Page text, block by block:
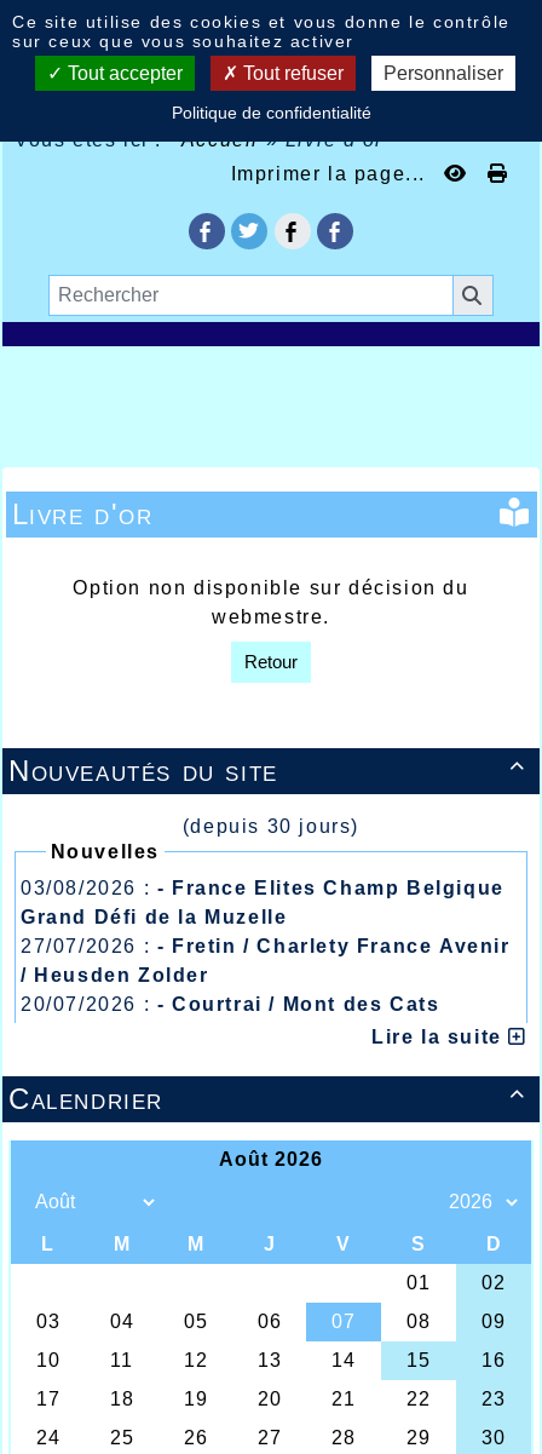
Vous êtes ici :Accueil»Livre d'or
Imprimer la page...

Nouveautés du site
(depuis 30 jours)
Nouvelles
03/08/2026 : - France Elites Champ Belgique
Grand Défi de la Muzelle
27/07/2026 : - Fretin / Charlety France Avenir
/ Heusden Zolder
20/07/2026 : - Courtrai / Mont des Cats
- Lyon / Meeting Abeilles /Lire la suite

Calendrier
Livre d'or
Option non disponible sur décision du
webmestre.
Retour
Ce site utilise des cookies et vous donne le contrôle
sur ceux que vous souhaitez activer
Tout accepter Tout refuser Personnaliser
Politique de confidentialité